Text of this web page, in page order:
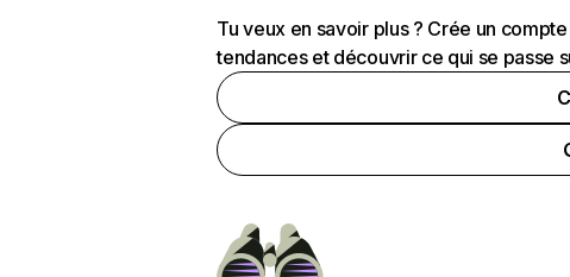
Tu veux en savoir plus ? Crée un
tendances et découvrir ce qui se passe